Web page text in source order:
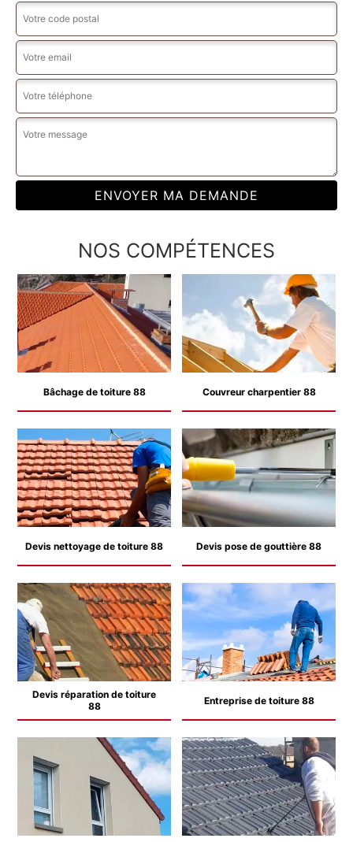
NOS COMPÉTENCES
Bâchage de toiture 88 Couvreur charpentier 88
Devis nettoyage de toiture 88 Devis pose de gouttière 88
Devis réparation de toiture
88
Entreprise de toiture 88